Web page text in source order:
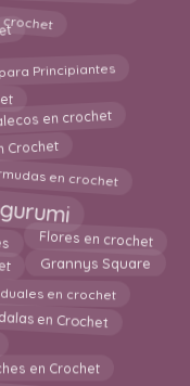
Principiantes
en crochet
Crochet
en crochet
Flores en crochet
Grannys Square
en crochet
en Crochet
en Crochet